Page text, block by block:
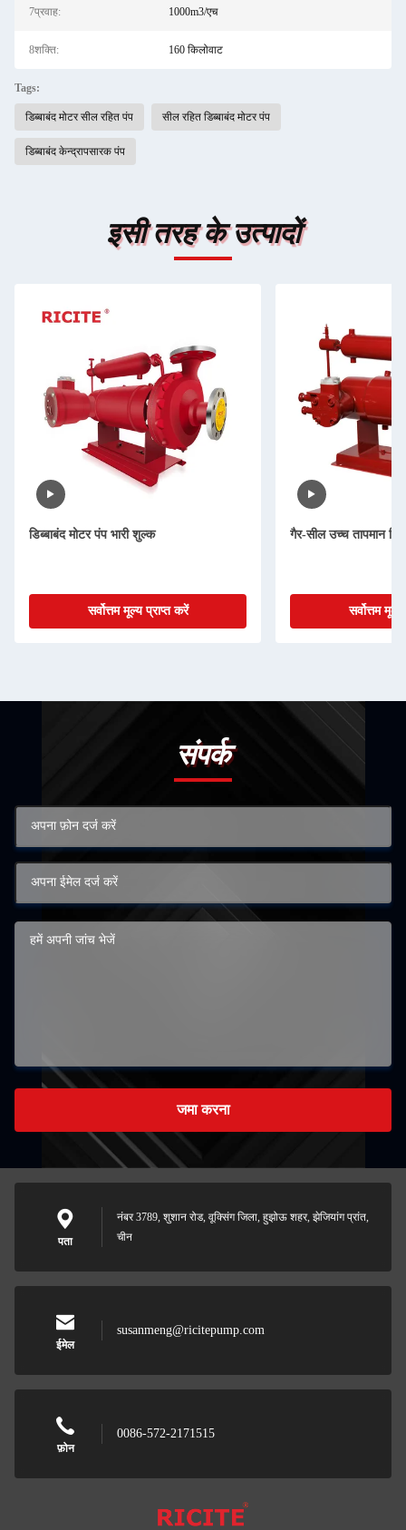
7प्रवाह: 1000m3/एच
8शक्ति: 160 किलोवाट
Tags:
डिब्बाबंद मोटर सील रहित पंप सील रहित डिब्बाबंद मोटर पंप
डिब्बाबंद केन्द्रापसारक पंप
इसी तरह के उत्पादों
डिब्बाबंद मोटर पंप भारी शुल्क
सर्वोत्तम मूल्य प्राप्त करें
गैर-सील उच्च तापमान
सर्वोत्तम
संपर्क
जमा करना
पता
नंबर 3789, शुशान रोड, वूक्सिंग जिला, हुझोऊ शहर, झेजियांग प्रांत,
चीन
ईमेल
susanmeng@ricitepump.com
फ़ोन
0086-572-2171515